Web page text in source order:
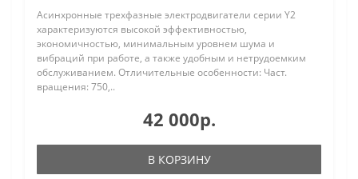
Асинхронные трехфазные электродвигатели серии Y2
характеризуются высокой эффективностью,
экономичностью, минимальным уровнем шума и
вибраций при работе, а также удобным и нетрудоемким
обслуживанием. Отличительные особенности: Част.
вращения: 750,..
42 000р.
В КОРЗИНУ